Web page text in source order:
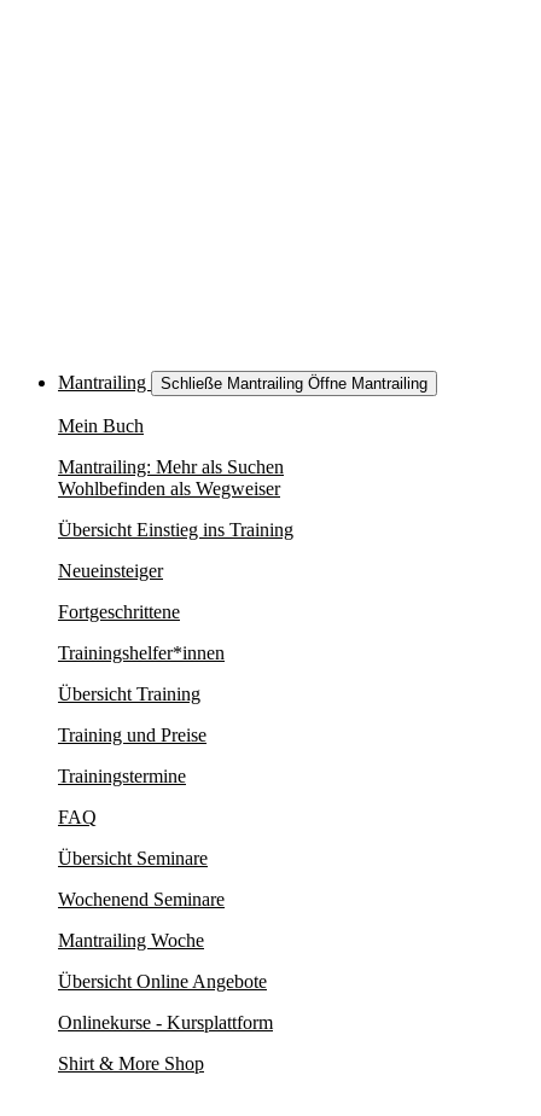
Mantrailing Schließe Mantrailing Öffne Mantrailing
Mein Buch
Mantrailing: Mehr als Suchen
Wohlbefinden als Wegweiser
Übersicht Einstieg ins Training
Neueinsteiger
Fortgeschrittene
Trainingshelfer*innen
Übersicht Training
Training und Preise
Trainingstermine
FAQ
Übersicht Seminare
Wochenend Seminare
Mantrailing Woche
Übersicht Online Angebote
Onlinekurse - Kursplattform
Shirt & More Shop